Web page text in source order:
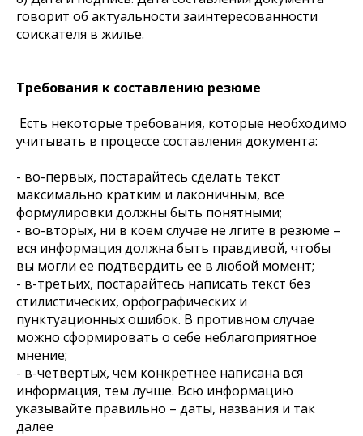
говорит об актуальности заинтересованности
соискателя в жилье.
Требования к составлению резюме
Есть некоторые требования, которые необходимо
учитывать в процессе составления документа:
- во-первых, постарайтесь сделать текст
максимально кратким и лаконичным, все
формулировки должны быть понятными;
- во-вторых, ни в коем случае не лгите в резюме –
вся информация должна быть правдивой, чтобы
вы могли ее подтвердить ее в любой момент;
- в-третьих, постарайтесь написать текст без
стилистических, орфографических и
пунктуационных ошибок. В противном случае
можно сформировать о себе неблагоприятное
мнение;
- в-четвертых, чем конкретнее написана вся
информация, тем лучше. Всю информацию
указывайте правильно – даты, названия и так
далее